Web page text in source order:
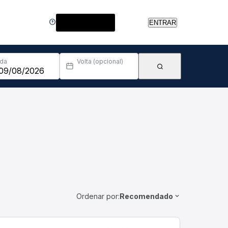
ENTRAR
Volta (opcional)
Ordenar por:Recomendado